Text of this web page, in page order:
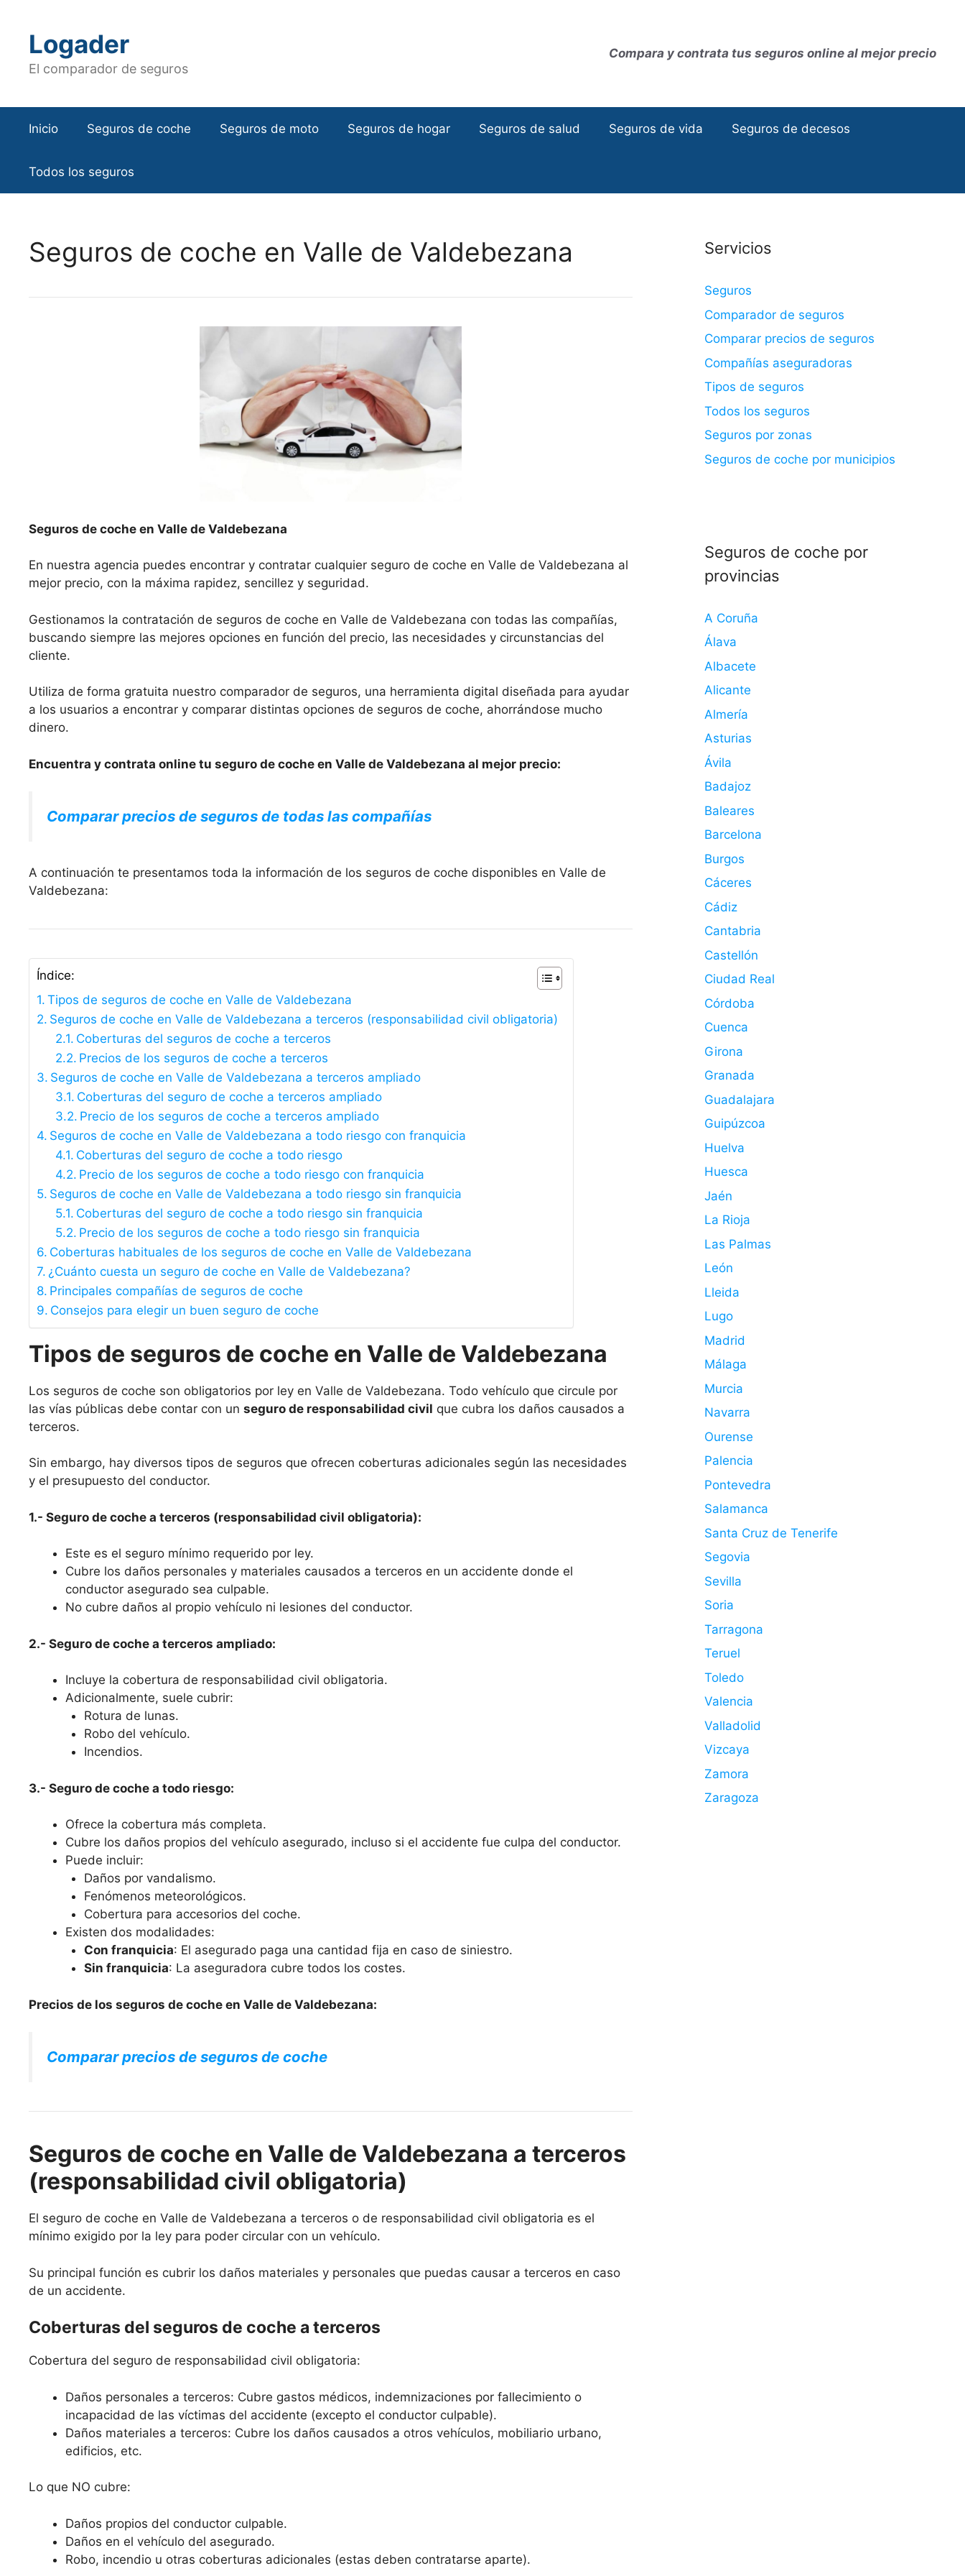
contenidoLogader
El comparador de seguros
Compara y contrata tus seguros online al mejor precio
Inicio Seguros de coche Seguros de moto Seguros de hogar Seguros de salud Seguros de vida Seguros de decesos
Todos los seguros
Seguros de coche en Valle de Valdebezana
Seguros de coche en Valle de Valdebezana
En nuestra agencia puedes encontrar y contratar cualquier seguro de coche en Valle de Valdebezana al
mejor precio, con la máxima rapidez, sencillez y seguridad.
Gestionamos la contratación de seguros de coche en Valle de Valdebezana con todas las compañías,
buscando siempre las mejores opciones en función del precio, las necesidades y circunstancias del
cliente.
Utiliza de forma gratuita nuestro comparador de seguros, una herramienta digital diseñada para ayudar
a los usuarios a encontrar y comparar distintas opciones de seguros de coche, ahorrándose mucho
dinero.
Encuentra y contrata online tu seguro de coche en Valle de Valdebezana al mejor precio:
Comparar precios de seguros de todas las compañías
A continuación te presentamos toda la información de los seguros de coche disponibles en Valle de
Valdebezana:
Índice:
Tipos de seguros de coche en Valle de Valdebezana
Seguros de coche en Valle de Valdebezana a terceros (responsabilidad civil obligatoria)
Coberturas del seguros de coche a terceros
Precios de los seguros de coche a terceros
Seguros de coche en Valle de Valdebezana a terceros ampliado
Coberturas del seguro de coche a terceros ampliado
Precio de los seguros de coche a terceros ampliado
Seguros de coche en Valle de Valdebezana a todo riesgo con franquicia
Coberturas del seguro de coche a todo riesgo
Precio de los seguros de coche a todo riesgo con franquicia
Seguros de coche en Valle de Valdebezana a todo riesgo sin franquicia
Coberturas del seguro de coche a todo riesgo sin franquicia
Precio de los seguros de coche a todo riesgo sin franquicia
Coberturas habituales de los seguros de coche en Valle de Valdebezana
¿Cuánto cuesta un seguro de coche en Valle de Valdebezana?
Principales compañías de seguros de coche
Consejos para elegir un buen seguro de coche
Tipos de seguros de coche en Valle de Valdebezana
Los seguros de coche son obligatorios por ley en Valle de Valdebezana. Todo vehículo que circule por
las vías públicas debe contar con un seguro de responsabilidad civil que cubra los daños causados a
terceros.
Sin embargo, hay diversos tipos de seguros que ofrecen coberturas adicionales según las necesidades
y el presupuesto del conductor.
1.- Seguro de coche a terceros (responsabilidad civil obligatoria):
Este es el seguro mínimo requerido por ley.
Cubre los daños personales y materiales causados a terceros en un accidente donde el
conductor asegurado sea culpable.
No cubre daños al propio vehículo ni lesiones del conductor.
2.- Seguro de coche a terceros ampliado:
Incluye la cobertura de responsabilidad civil obligatoria.
Adicionalmente, suele cubrir:
Rotura de lunas.
Robo del vehículo.
Incendios.
3.- Seguro de coche a todo riesgo:
Ofrece la cobertura más completa.
Cubre los daños propios del vehículo asegurado, incluso si el accidente fue culpa del conductor.
Puede incluir:
Daños por vandalismo.
Fenómenos meteorológicos.
Cobertura para accesorios del coche.
Existen dos modalidades:
Con franquicia: El asegurado paga una cantidad fija en caso de siniestro.
Sin franquicia: La aseguradora cubre todos los costes.
Precios de los seguros de coche en Valle de Valdebezana:
Comparar precios de seguros de coche
Seguros de coche en Valle de Valdebezana a terceros
(responsabilidad civil obligatoria)
El seguro de coche en Valle de Valdebezana a terceros o de responsabilidad civil obligatoria es el
mínimo exigido por la ley para poder circular con un vehículo.
Su principal función es cubrir los daños materiales y personales que puedas causar a terceros en caso
de un accidente.
Coberturas del seguros de coche a terceros
Cobertura del seguro de responsabilidad civil obligatoria:
Daños personales a terceros: Cubre gastos médicos, indemnizaciones por fallecimiento o
incapacidad de las víctimas del accidente (excepto el conductor culpable).
Daños materiales a terceros: Cubre los daños causados a otros vehículos, mobiliario urbano,
edificios, etc.
Lo que NO cubre:
Daños propios del conductor culpable.
Daños en el vehículo del asegurado.
Robo, incendio u otras coberturas adicionales (estas deben contratarse aparte).
Servicios
Seguros
Comparador de seguros
Comparar precios de seguros
Compañías aseguradoras
Tipos de seguros
Todos los seguros
Seguros por zonas
Seguros de coche por municipios
Seguros de coche por
provincias
A Coruña
Álava
Albacete
Alicante
Almería
Asturias
Ávila
Badajoz
Baleares
Barcelona
Burgos
Cáceres
Cádiz
Cantabria
Castellón
Ciudad Real
Córdoba
Cuenca
Girona
Granada
Guadalajara
Guipúzcoa
Huelva
Huesca
Jaén
La Rioja
Las Palmas
León
Lleida
Lugo
Madrid
Málaga
Murcia
Navarra
Ourense
Palencia
Pontevedra
Salamanca
Santa Cruz de Tenerife
Segovia
Sevilla
Soria
Tarragona
Teruel
Toledo
Valencia
Valladolid
Vizcaya
Zamora
Zaragoza